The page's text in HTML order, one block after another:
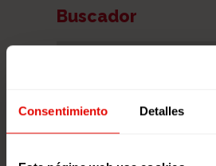
Consentimiento Detalles
Buscador